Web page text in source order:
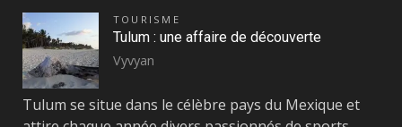
TOURISME
Tulum : une affaire de découverte
Vyvyan
Tulum se situe dans le célèbre pays du Mexique et